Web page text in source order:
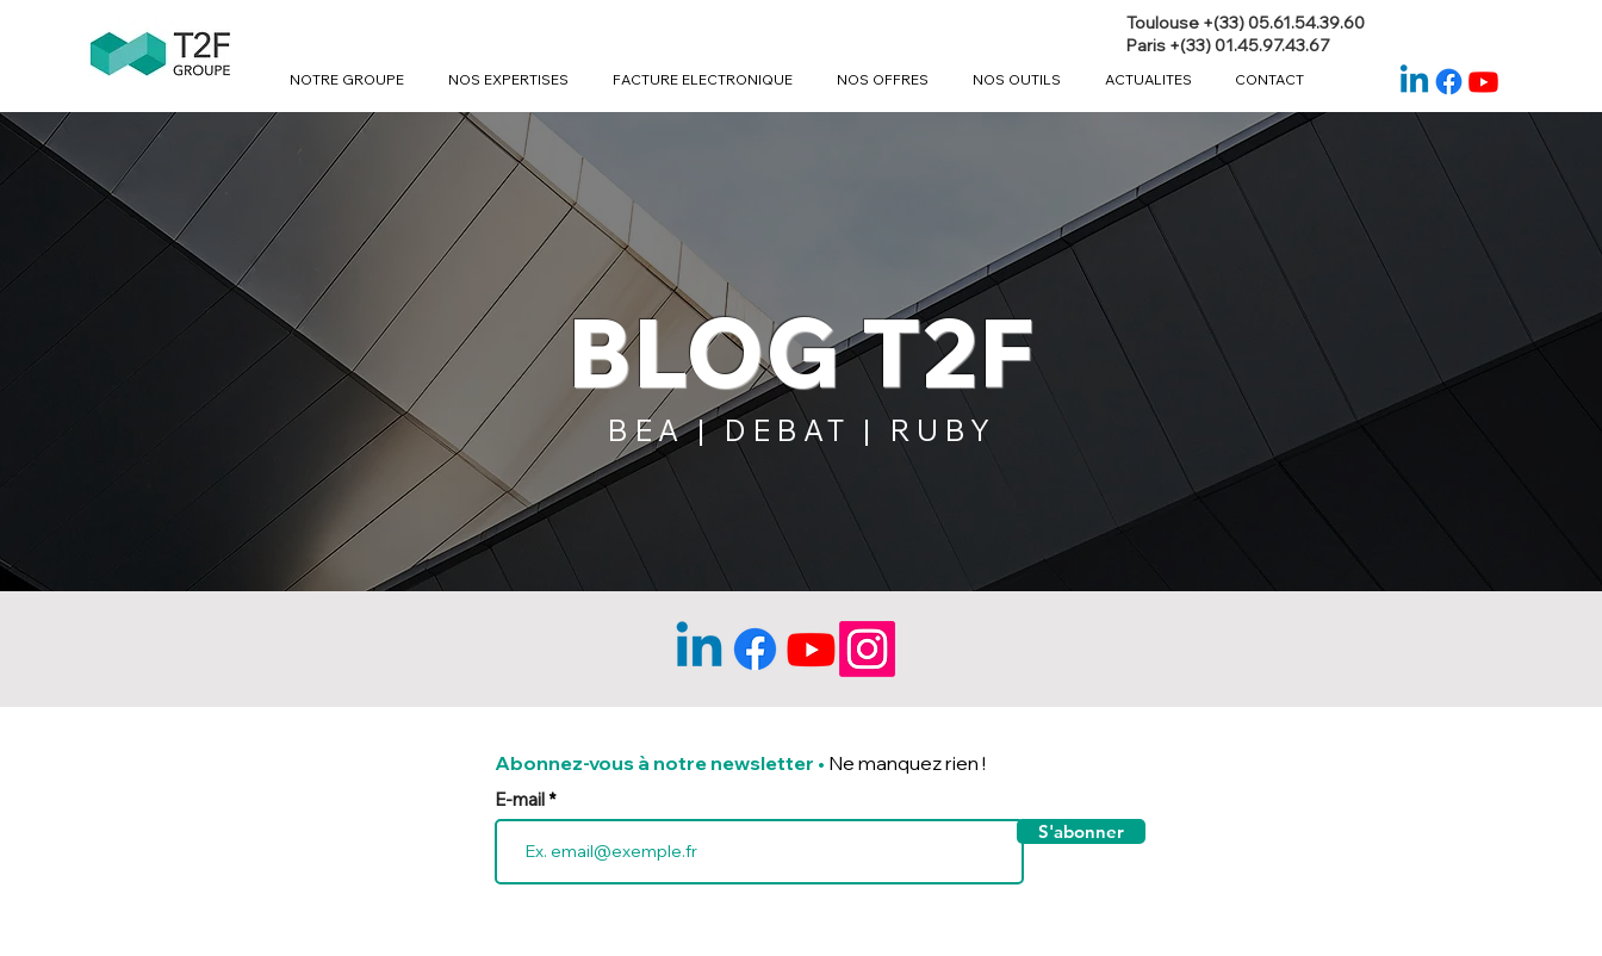
Toulouse +(33) 05.61.54.39.60
Paris +(33) 01.45.97.43.67
NOTRE GROUPE NOS EXPERTISES FACTURE ELECTRONIQUE NOS OFFRES NOS OUTILS ACTUALITES CONTACT
BLOG T2F
BEA | DEBAT | RUBY
Abonnez-vous à notre newsletter • Ne manquez rien !
E-mail
S'abonner